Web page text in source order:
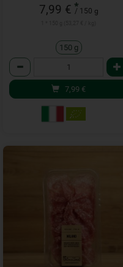
7,99 € *
/ 150 g
150 g
Anzahl
7,99 €